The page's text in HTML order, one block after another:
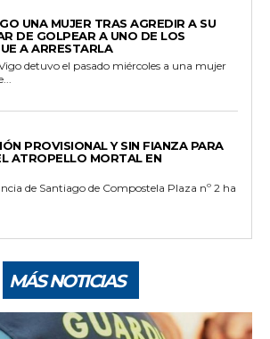
UNA MUJER TRAS AGREDIR A SU
DE GOLPEAR A UNO DE LOS
A ARRESTARLA
detuvo el pasado miércoles a una mujer
PROVISIONAL Y SIN FIANZA PARA
ATROPELLO MORTAL EN
de Santiago de Compostela Plaza nº 2 ha
MÁS NOTICIAS